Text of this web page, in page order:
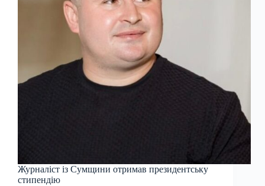
Журналіст із Сумщини отримав президентську
стипендію